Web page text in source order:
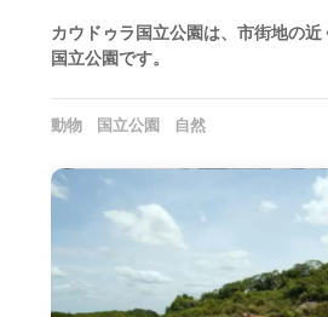
カウドゥラ国立公園は、市街地の
国立公園です。
動物 国立公園 自然